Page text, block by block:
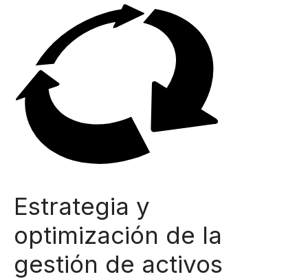
Estrategia y
optimización de la
gestión de activos